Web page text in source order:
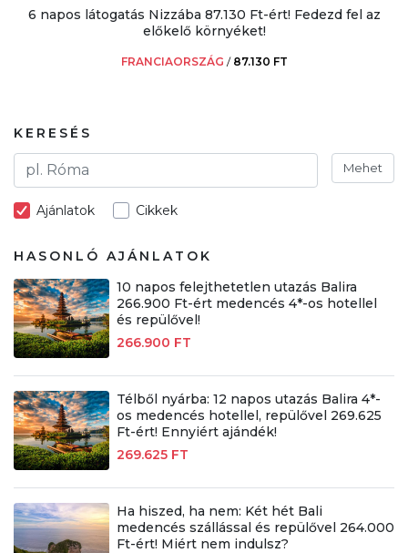
6 napos látogatás Nizzába 87.130 Ft-ért! Fedezd fel az
előkelő környéket!
FRANCIAORSZÁG / 87.130 FT
KERESÉS
Mehet
Ajánlatok Cikkek
HASONLÓ AJÁNLATOK
10 napos felejthetetlen utazás Balira
266.900 Ft-ért medencés 4*-os hotellel
és repülővel!
266.900 FT
Télből nyárba: 12 napos utazás Balira 4*-
os medencés hotellel, repülővel 269.625
Ft-ért! Ennyiért ajándék!
269.625 FT
Ha hiszed, ha nem: Két hét Bali
medencés szállással és repülővel 264.000
Ft-ért! Miért nem indulsz?